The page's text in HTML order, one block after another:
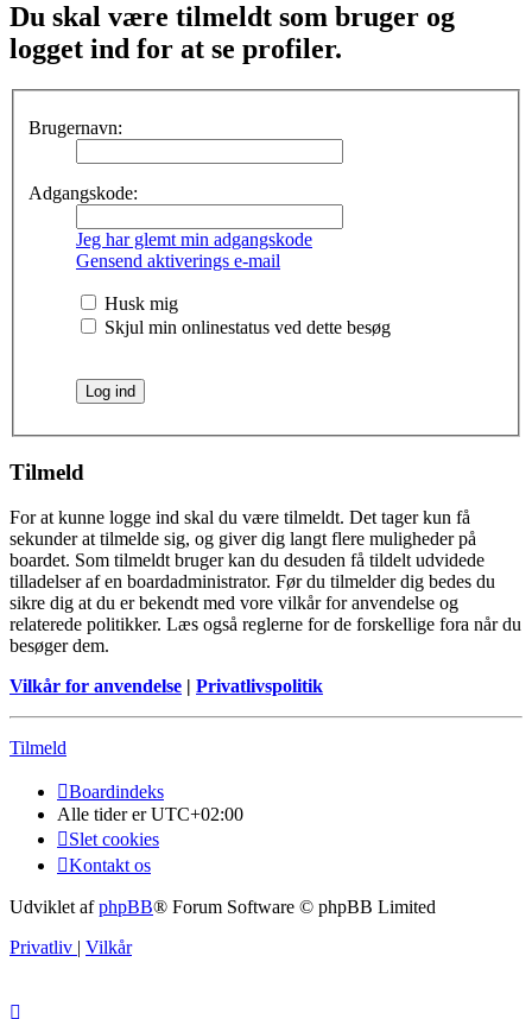
Du skal være tilmeldt som bruger og
logget ind for at se profiler.
Brugernavn:
Adgangskode:
Jeg har glemt min adgangskode
Gensend aktiverings e-mail
Husk mig
Skjul min onlinestatus ved dette besøg
Tilmeld
For at kunne logge ind skal du være tilmeldt. Det tager kun få
sekunder at tilmelde sig, og giver dig langt flere muligheder på
boardet. Som tilmeldt bruger kan du desuden få tildelt udvidede
tilladelser af en boardadministrator. Før du tilmelder dig bedes du
sikre dig at du er bekendt med vore vilkår for anvendelse og
relaterede politikker. Læs også reglerne for de forskellige fora når du
besøger dem.
Vilkår for anvendelse | Privatlivspolitik
Tilmeld
Boardindeks
Alle tider erUTC+02:00
Slet cookies
Kontakt os
Udviklet afphpBB® Forum Software © phpBB Limited
Privatliv | Vilkår